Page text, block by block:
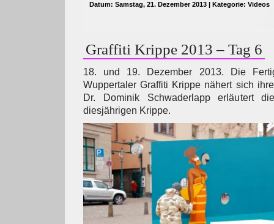
Datum: Samstag, 21. Dezember 2013 | Kategorie: Videos
Graffiti Krippe 2013 – Tag 6
18. und 19. Dezember 2013. Die
Wuppertaler Graffiti Krippe nähert sich
Dr. Dominik Schwaderlapp erläutert
diesjährigen Krippe.